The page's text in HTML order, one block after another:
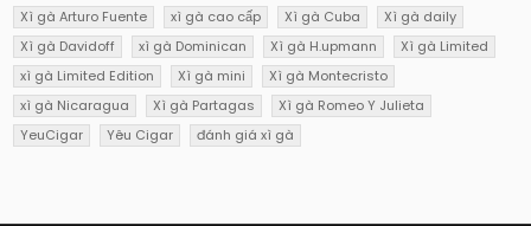
Xì gà Arturo Fuente
xì gà cao cấp Xì gà Cuba
Xì gà daily
Xì gà Davidoff
xì gà Dominican Xì gà H.upmann
Xì gà Limited
xì gà Limited Edition
Xì gà mini
Xì gà Montecristo
xì gà Nicaragua
Xì gà Partagas
Xì gà Romeo Y Julieta
YeuCigar
Yêu Cigar đánh giá xì gà